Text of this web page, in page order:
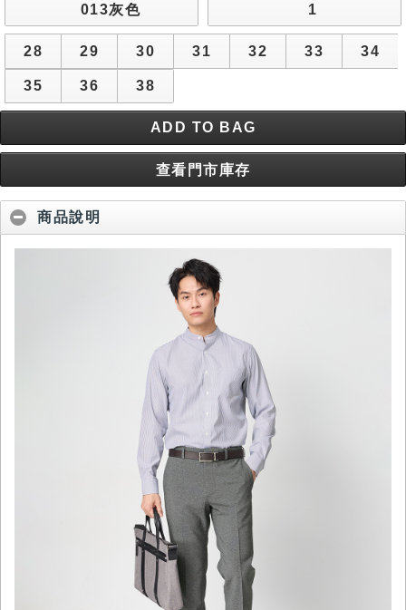
013灰色 1
28 29 30 31 32 33 34
35 36 38
ADD TO BAG
查看門市庫存
商品說明